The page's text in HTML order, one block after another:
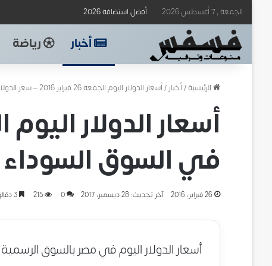
الجمعة , 7 أغسطس 2026 أفضل استضافة 2026
أخبار رياضة
الرئيسية/أخبار/أسعار الدولار اليوم الجمعة 26 فبراير 2016 – سعر الدولار اليوم في السوق السوداء
في السوق السوداء
26 فبراير، 2016 آخر تحديث: 28 ديسمبر، 2017 0
215 3 دقائق
أسعار الدولار اليوم في مصر بالسوق